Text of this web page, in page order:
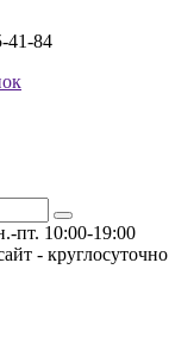
41-84
пт. 10:00-19:00
- круглосуточно